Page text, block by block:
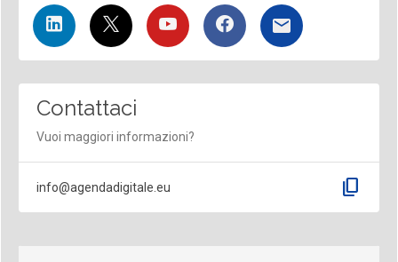
Contattaci
Vuoi maggiori informazioni?
info@agendadigitale.eu content_copy